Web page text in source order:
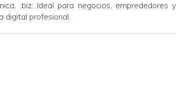
.biz: Ideal para negocios,
digital profesional.